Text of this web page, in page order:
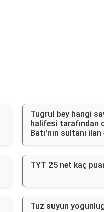
Tuğrul bey hangi
halifesi tarafından
Batı'nın sultanı
TYT 25 net kaç
Tuz suyun